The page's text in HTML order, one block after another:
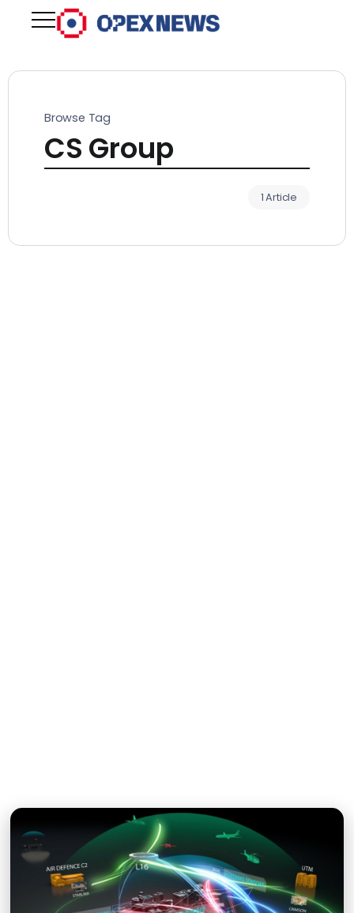
Browse Tag
CS Group
1 Article